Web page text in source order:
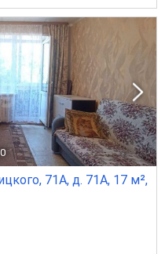
71А, д. 71А, 17 м²,